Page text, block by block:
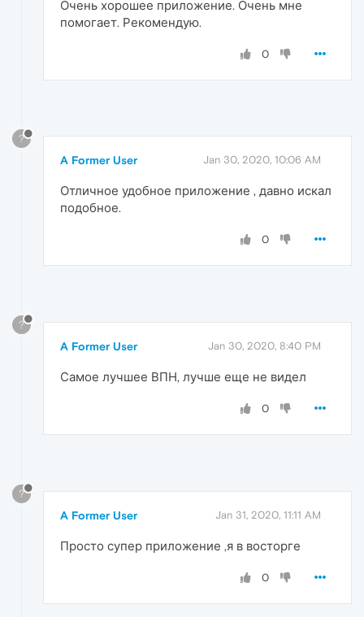
Очень хорошее приложение. Очень мне
помогает. Рекомендую.
0
?
A Former User Jan 30, 2020, 10:06 AM
Отличное удобное приложение , давно искал
подобное.
0
?
A Former User Jan 30, 2020, 8:40 PM
Самое лучшее ВПН, лучше еще не видел
0
?
A Former User Jan 31, 2020, 11:11 AM
Просто супер приложение ,я в восторге
0